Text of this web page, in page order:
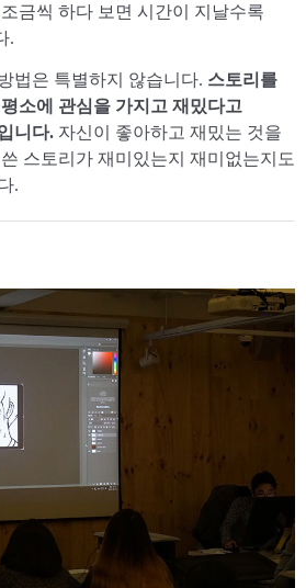
금씩 하다 보면 시간이 지날수록
.
법은 특별하지 않습니다. 스토리를
소에 관심을 가지고 재밌다고
니다. 자신이 좋아하고 재밌는 것을
스토리가 재미있는지 재미없는지도
.